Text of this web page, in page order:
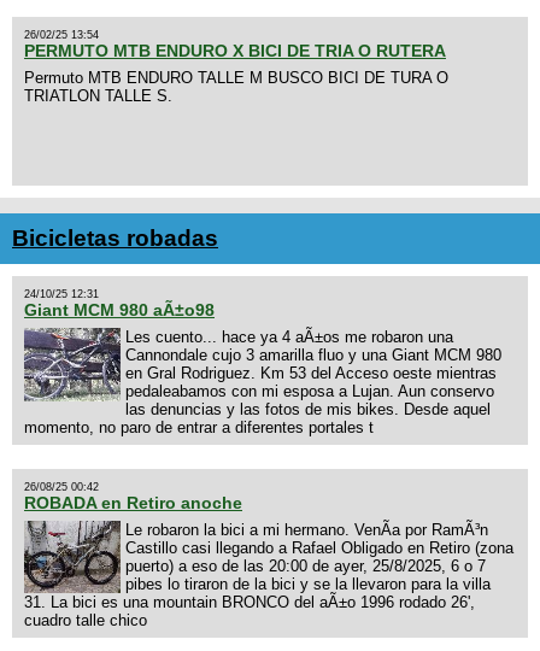
26/02/25 13:54
PERMUTO MTB ENDURO X BICI DE TRIA O RUTERA
Permuto MTB ENDURO TALLE M BUSCO BICI DE TURA O
TRIATLON TALLE S.
Bicicletas robadas
24/10/25 12:31
Giant MCM 980 aÃ±o98
Les cuento... hace ya 4 aÃ±os me robaron una
Cannondale cujo 3 amarilla fluo y una Giant MCM 980
en Gral Rodriguez. Km 53 del Acceso oeste mientras
pedaleabamos con mi esposa a Lujan. Aun conservo
las denuncias y las fotos de mis bikes. Desde aquel
momento, no paro de entrar a diferentes portales t
26/08/25 00:42
ROBADA en Retiro anoche
Le robaron la bici a mi hermano. VenÃ­a por RamÃ³n
Castillo casi llegando a Rafael Obligado en Retiro (zona
puerto) a eso de las 20:00 de ayer, 25/8/2025, 6 o 7
pibes lo tiraron de la bici y se la llevaron para la villa
31. La bici es una mountain BRONCO del aÃ±o 1996 rodado 26',
cuadro talle chico